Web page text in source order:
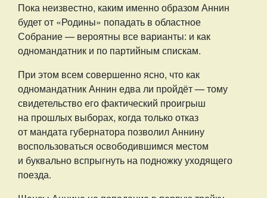
Пока неизвестно, каким именно образом Аннин
будет от «Родины» попадать в областное
Собрание — вероятны все варианты: и как
одномандатник и по партийным спискам.
При этом всем совершенно ясно, что как
одномандатник Аннин едва ли пройдёт — тому
свидетельство его фактический проигрыш
на прошлых выборах, когда только отказ
от мандата губернатора позволил Аннину
воспользоваться освободившимся местом
и буквально вспрыгнуть на подножку уходящего
поезда.